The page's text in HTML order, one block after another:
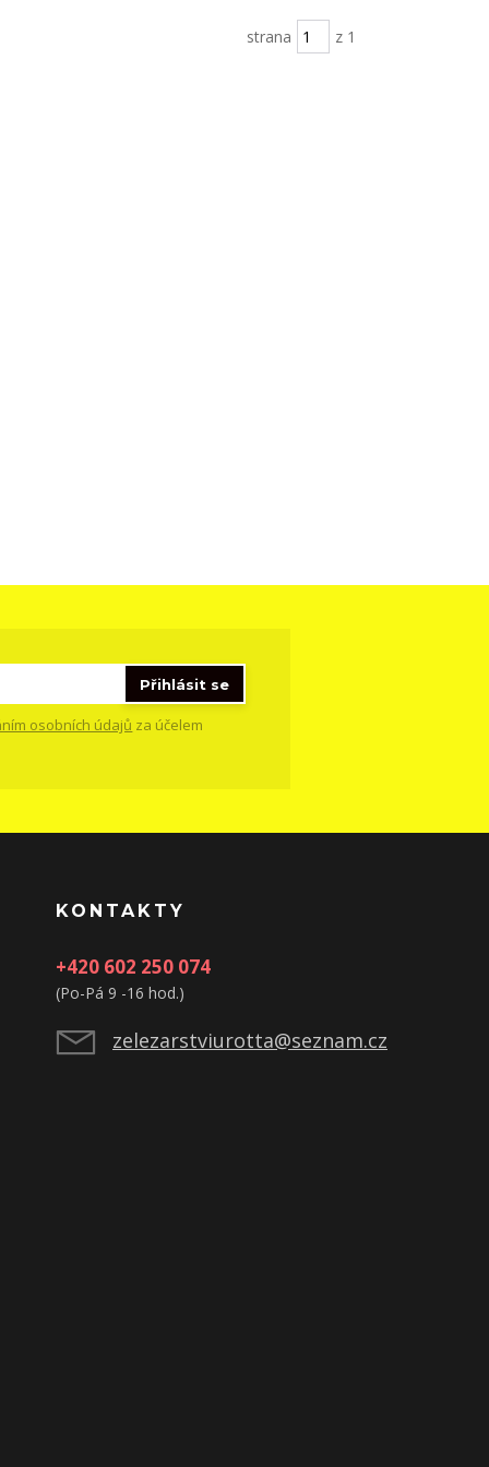
strana z 1
Přihlásit se
osobních údajů za účelem
KONTAKTY
+420 602 250 074
(Po-Pá 9 -16 hod.)
zelezarstviurotta@seznam.cz